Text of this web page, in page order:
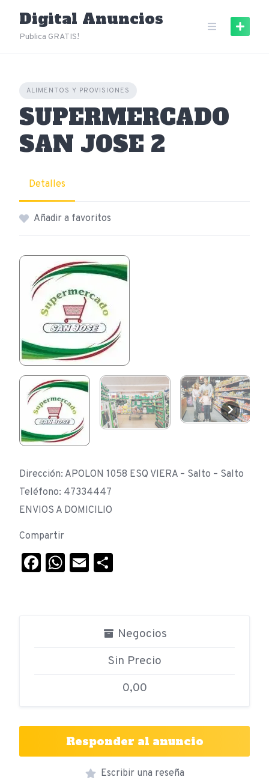
content
Digital Anuncios
Publica GRATIS!
ALIMENTOS Y PROVISIONES
SUPERMERCADO
SAN JOSE 2
Detalles
Añadir a favoritos
Dirección: APOLON 1058 ESQ VIERA – Salto – Salto
Teléfono: 47334447
ENVIOS A DOMICILIO
Compartir
Facebook
WhatsApp
Email
Negocios
Sin Precio
0,00
Responder al anuncio
Escribir una reseña